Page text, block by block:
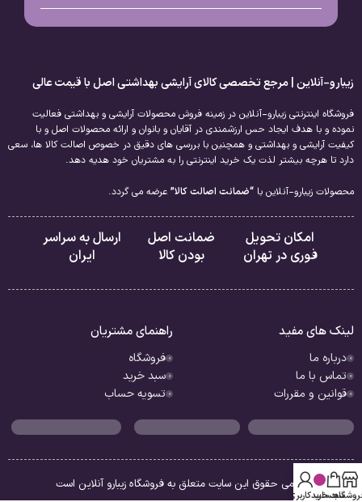
زیبارو-آنلاین | مرجع تخصصی کالای آرایشی بهداشتی اصل با قیمت عالی
فروشگاه اینترنتی زیبارو-آنلاین در زمینه فروش محصولات آرایشی و بهداشتی فعالیت
نموده و با هدف ایجاد حس ارزشمندی در آقایان و بانوان و ارائه محصولات اصل و با
کیفیت آرایشی و بهداشتی و همچنین با بررسی های دقیق در خصوص اصالت کالا ها، سعی
دارد تا هرچه بیشتر لذت یک خرید اینترنتی را به مشتریان خود هدیه دهد.
محصولات زیبارو-آنلاین با “ضمانت اصالت کالا” عرضه می گردد.
امکان تحویل
فوری در تهران
ضمانت اصل
بودن کالا
ارسال به سراسر
ایران
لینک های مفید
درباره ما
تماس با ما
قوانین و مقررات
راهنمای مشتریان
فروشگاه
سبد خرید
تسویه حساب
تمامی حقوق این سایت متعلق به فروشگاه زیبارو آنلاین است
سبد خرید
حساب کاربری من